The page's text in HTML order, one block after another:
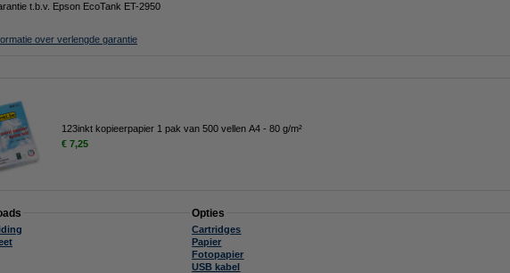
t.b.v. Epson EcoTank ET-2950
over verlengde garantie
123inkt kopieerpapier 1 pak van 500 vellen A4 - 80 g/m²
€ 7,25
Opties
Cartridges
Papier
Fotopapier
USB kabel